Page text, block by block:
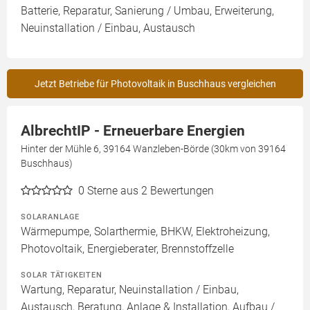
Batterie, Reparatur, Sanierung / Umbau, Erweiterung,
Neuinstallation / Einbau, Austausch
Jetzt Betriebe für Photovoltaik in Buschhaus vergleichen
AlbrechtIP - Erneuerbare Energien
Hinter der Mühle 6, 39164 Wanzleben-Börde (30km von 39164
Buschhaus)
0 Sterne aus 2 Bewertungen
SOLARANLAGE
Wärmepumpe, Solarthermie, BHKW, Elektroheizung,
Photovoltaik, Energieberater, Brennstoffzelle
SOLAR TÄTIGKEITEN
Wartung, Reparatur, Neuinstallation / Einbau,
Austausch, Beratung, Anlage & Installation, Aufbau /